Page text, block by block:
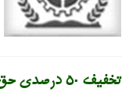
تخفیف ۵۰